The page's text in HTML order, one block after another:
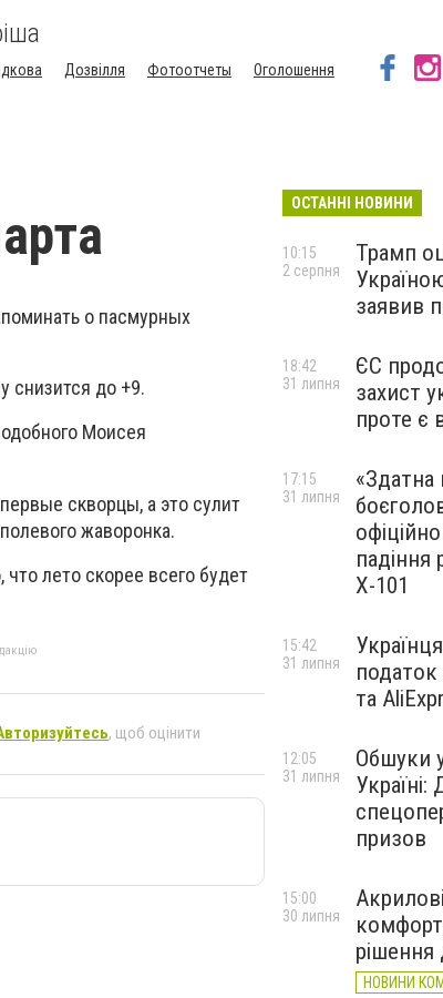
Дозвілля Фотоотчеты
Оголошення
о пасмурных
снизится до +9.
Моисея
скворцы, а это сулит
жаворонка.
лето скорее всего будет
, щоб оцінити
ОСТАННІ НОВИНИ
Трамп
заявив
10:15
2 серпня
ЄС
захист
проте є
18:42
31 липня
«Здатна
падіння
Х-101
17:15
31 липня
податок
та
15:42
31 липня
Обшуки
призов
12:05
31 липня
комфорт,
рішення
НОВИНИ
15:00
30 липня